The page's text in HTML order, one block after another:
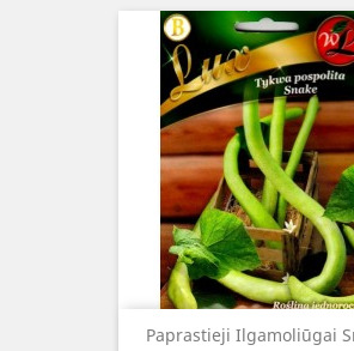
Paprastieji Ilgamoliūgai